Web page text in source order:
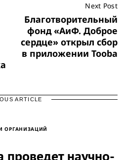
Next Post
Благотворительный
фонд «АиФ. Доброе
сердце» открыл сбор
в приложении Tooba
ARTICLE
ОРГАНИЗАЦИЙ
научно-